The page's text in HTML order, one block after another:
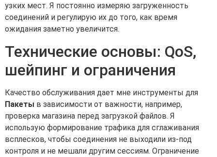
узких мест. Я постоянно измеряю загруженность
соединений и регулирую их до того, как время
ожидания заметно увеличится.
Технические основы: QoS,
шейпинг и ограничения
Качество обслуживания дает мне инструменты для
Пакеты в зависимости от важности, например,
проверка магазина перед загрузкой файлов. Я
использую формирование трафика для сглаживания
всплесков, чтобы соединения не выходили из-под
контроля и не мешали другим сессиям. Ограничение